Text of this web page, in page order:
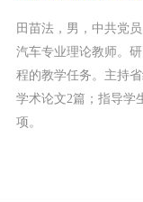
田苗法，男，中共党
汽车专业理论教师。
程的教学任务。主持
学术论文2篇；指导学
项。